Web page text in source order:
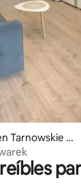
108
Tarnowskie G